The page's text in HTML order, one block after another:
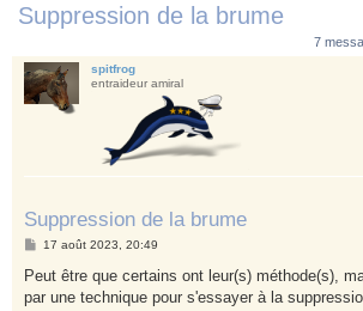
Suppression de la brume
7
spitfrog
entraideur amiral
Suppression de la brume
M
s
a
17 août 2023, 20:49
Peut être que certains ont leur(s) méthode(s),
par une technique pour s'essayer à la